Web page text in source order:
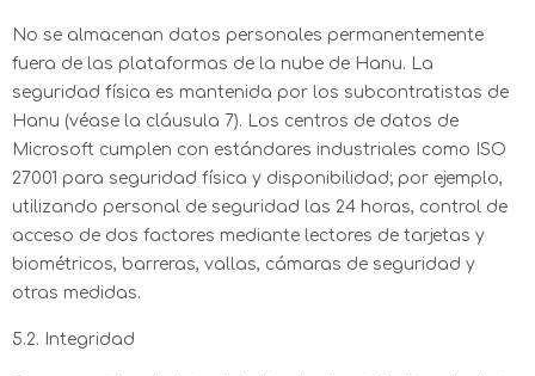
No se almacenan datos personales permanentemente
fuera de las plataformas de la nube de Hanu. La
seguridad física es mantenida por los subcontratistas de
Hanu (véase la cláusula 7). Los centros de datos de
Microsoft cumplen con estándares industriales como ISO
27001 para seguridad física y disponibilidad; por ejemplo,
utilizando personal de seguridad las 24 horas, control de
acceso de dos factores mediante lectores de tarjetas y
biométricos, barreras, vallas, cámaras de seguridad y
otras medidas.
5.2. Integridad